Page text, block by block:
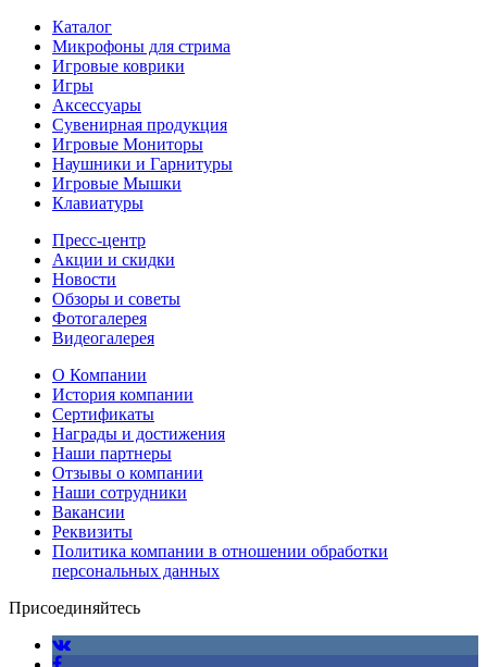
Каталог
Микрофоны для стрима
Игровые коврики
Игры
Аксессуары
Сувенирная продукция
Игровые Мониторы
Наушники и Гарнитуры
Игровые Мышки
Клавиатуры
Пресс-центр
Акции и скидки
Новости
Обзоры и советы
Фотогалерея
Видеогалерея
О Компании
История компании
Сертификаты
Награды и достижения
Наши партнеры
Отзывы о компании
Наши сотрудники
Вакансии
Реквизиты
Политика компании в отношении обработки
персональных данных
Присоединяйтесь